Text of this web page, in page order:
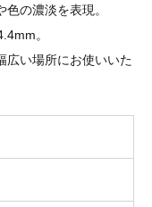
の濃淡を表現。
。
広い場所にお使いいた